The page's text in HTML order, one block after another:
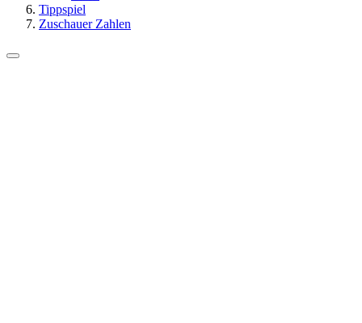
Tippspiel
Zuschauer Zahlen